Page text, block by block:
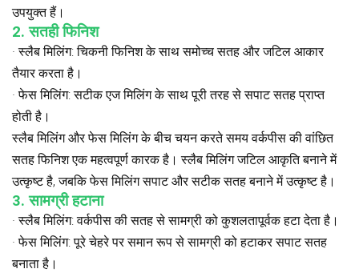
उपयुक्त हैं।
2. सतही फिनिश
· स्लैब मिलिंग: चिकनी फिनिश के साथ समोच्च सतह और जटिल आकार
तैयार करता है।
· फेस मिलिंग: सटीक एज मिलिंग के साथ पूरी तरह से सपाट सतह प्राप्त
होती है।
स्लैब मिलिंग और फेस मिलिंग के बीच चयन करते समय वर्कपीस की वांछित
सतह फिनिश एक महत्वपूर्ण कारक है। स्लैब मिलिंग जटिल आकृति बनाने में
उत्कृष्ट है, जबकि फेस मिलिंग सपाट और सटीक सतह बनाने में उत्कृष्ट है।
3. सामग्री हटाना
· स्लैब मिलिंग: वर्कपीस की सतह से सामग्री को कुशलतापूर्वक हटा देता है।
· फेस मिलिंग: पूरे चेहरे पर समान रूप से सामग्री को हटाकर सपाट सतह
बनाता है।